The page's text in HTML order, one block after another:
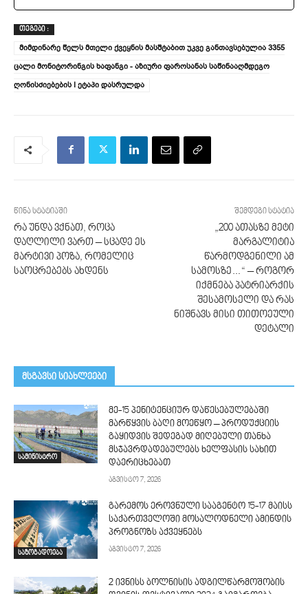
ᲗᲔᲒᲔᲑᲘ :
მიმდინარე წელს მთელი ქვეყნის მასშტაბით უკვე განთავსებულია 3355
ცალი მონიტორინგის ხაფანგი - აზიური ფაროსანას საწინააღმდეგო
ღონისძიებების I ეტაპი დასრულდა
წინა სტატიაში
რა უნდა ვქნათ, როცა
დაღლილი ვართ – სცადე ეს
მარტივი პოზა, რომელიც
საოცრებებს ახდენს
შემდეგი სტატია
„200 ათასზე მეტი
მარგალიტია
წარმოდგენილი ამ
სამოსზე…“ – როგორ
იქმნება პატრიარქის
შესამოსელი და რას
ნიშნავს მისი თითოეული
დეტალი
მსგავსი სიახლეები
სამინისტრო
მე-15 პენიტენციურ დაწესებულებაში
მარწყვის ბაღი მოეწყო – პროდუქციის
გაყიდვის შედეგად მიღებული თანხა
მსჯავრდადებულებს ხელფასის სახით
დაერიცხებათ
აგვისტო 7, 2026
საზოგადოება
გარემოს ეროვნული სააგენტო 15-17 მაისს
საქართველოში მოსალოდნელი ამინდის
პროგნოზს აქვეყნებს
აგვისტო 7, 2026
2 ივნისს ბოლნისის ადგილწარმოშობის